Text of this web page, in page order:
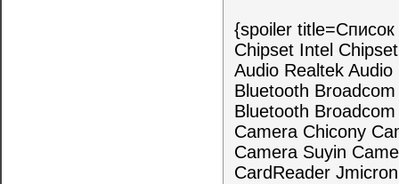
{spoiler
Chipset Intel
Audio Realtek
Bluetooth
Bluetooth
Camera Chicony
Camera Suyin
CardReader